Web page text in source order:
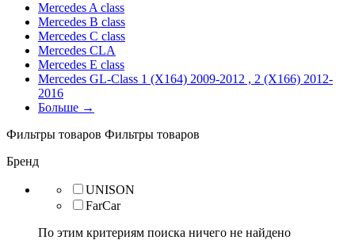
Mercedes A class
Mercedes B class
Mercedes C class
Mercedes CLA
Mercedes E class
Mercedes GL-Class 1 (X164) 2009-2012 , 2 (X166) 2012-
2016
Больше →
Фильтры товаров Фильтры товаров
Бренд
UNISON
FarCar
По этим критериям поиска ничего не найдено